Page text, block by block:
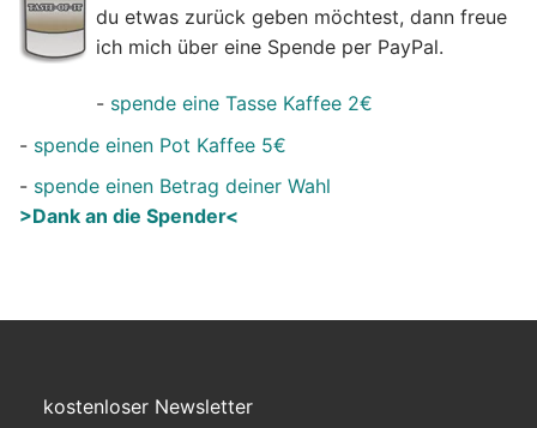
du etwas zurück geben möchtest, dann freue
ich mich über eine Spende per PayPal.
- spende eine Tasse Kaffee 2€
- spende einen Pot Kaffee 5€
- spende einen Betrag deiner Wahl
>Dank an die Spender<
kostenloser Newsletter